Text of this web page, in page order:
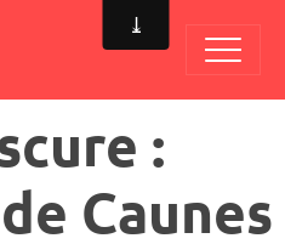
:
Caunes